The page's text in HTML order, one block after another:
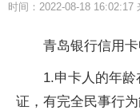
时间：2022-08-18 16:02:17
青岛银行信用
1.申卡人的年
证，有完全民事行为